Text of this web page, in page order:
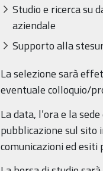
Studio e ricerca su
aziendale
Supporto alla
La selezione sarà
eventuale colloquio/
La data, l’ora e la
pubblicazione sul sito
comunicazioni ed esiti